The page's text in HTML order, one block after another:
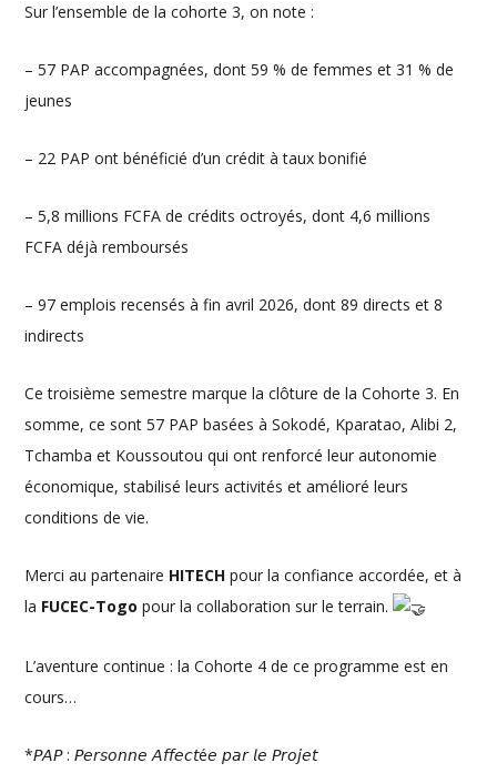
Sur l’ensemble de la cohorte 3, on note :
– 57 PAP accompagnées, dont 59 % de femmes et 31 % de
jeunes
– 22 PAP ont bénéficié d’un crédit à taux bonifié
– 5,8 millions FCFA de crédits octroyés, dont 4,6 millions
FCFA déjà remboursés
– 97 emplois recensés à fin avril 2026, dont 89 directs et 8
indirects
Ce troisième semestre marque la clôture de la Cohorte 3. En
somme, ce sont 57 PAP basées à Sokodé, Kparatao, Alibi 2,
Tchamba et Koussoutou qui ont renforcé leur autonomie
économique, stabilisé leurs activités et amélioré leurs
conditions de vie.
Merci au partenaire HITECH pour la confiance accordée, et à
la FUCEC-Togo pour la collaboration sur le terrain.
L’aventure continue : la Cohorte 4 de ce programme est en
cours…
*𝘗𝘈𝘗 : 𝘗𝘦𝘳𝘴𝘰𝘯𝘯𝘦 𝘈𝘧𝘧𝘦𝘤𝘵é𝘦 𝘱𝘢𝘳 𝘭𝘦 𝘗𝘳𝘰𝘫𝘦𝘵